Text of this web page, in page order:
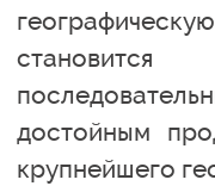
достойным
крупнейшего